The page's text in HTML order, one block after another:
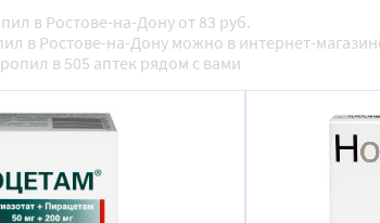
в Ростове-на-Дону от 83 руб.
в Ростове-на-Дону можно в интернет-
в 505 аптек рядом с вами